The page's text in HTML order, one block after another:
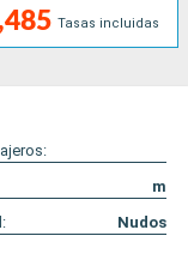
Tasas incluidas
m
Nudos